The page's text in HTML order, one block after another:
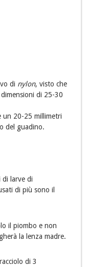
di nylon, visto che
di 25-30
un 20-25 millimetri
del guadino.
di larve di
di più sono il
il piombo e non
la lenza madre.
di 3